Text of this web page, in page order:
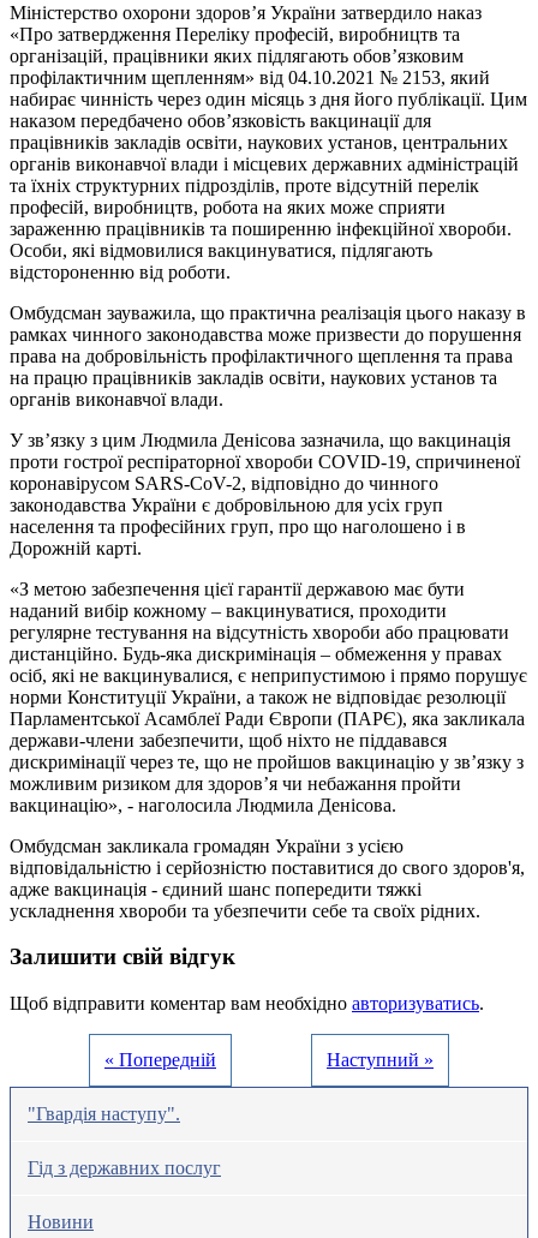
Міністерство охорони здоров’я України затвердило наказ
«Про затвердження Переліку професій, виробництв та
організацій, працівники яких підлягають обов’язковим
профілактичним щепленням» від 04.10.2021 № 2153, який
набирає чинність через один місяць з дня його публікації. Цим
наказом передбачено обов’язковість вакцинації для
працівників закладів освіти, наукових установ, центральних
органів виконавчої влади і місцевих державних адміністрацій
та їхніх структурних підрозділів, проте відсутній перелік
професій, виробництв, робота на яких може сприяти
зараженню працівників та поширенню інфекційної хвороби.
Особи, які відмовилися вакцинуватися, підлягають
відстороненню від роботи.
Омбудсман зауважила, що практична реалізація цього наказу в
рамках чинного законодавства може призвести до порушення
права на добровільність профілактичного щеплення та права
на працю працівників закладів освіти, наукових установ та
органів виконавчої влади.
У зв’язку з цим Людмила Денісова зазначила, що вакцинація
проти гострої респіраторної хвороби COVID-19, спричиненої
коронавірусом SARS-CoV-2, відповідно до чинного
законодавства України є добровільною для усіх груп
населення та професійних груп, про що наголошено і в
Дорожній карті.
«З метою забезпечення цієї гарантії державою має бути
наданий вибір кожному – вакцинуватися, проходити
регулярне тестування на відсутність хвороби або працювати
дистанційно. Будь-яка дискримінація – обмеження у правах
осіб, які не вакцинувалися, є неприпустимою і прямо порушує
норми Конституції України, а також не відповідає резолюції
Парламентської Асамблеї Ради Європи (ПАРЄ), яка закликала
держави-члени забезпечити, щоб ніхто не піддавався
дискримінації через те, що не пройшов вакцинацію у зв’язку з
можливим ризиком для здоров’я чи небажання пройти
вакцинацію», - наголосила Людмила Денісова.
Омбудсман закликала громадян України з усією
відповідальністю і серйозністю поставитися до свого здоров'я,
адже вакцинація - єдиний шанс попередити тяжкі
ускладнення хвороби та убезпечити себе та своїх рідних.
Залишити свій відгук
Щоб відправити коментар вам необхідно авторизуватись.
« Попередній Наступний »
"Гвардія наступу".
Гід з державних послуг
Новини